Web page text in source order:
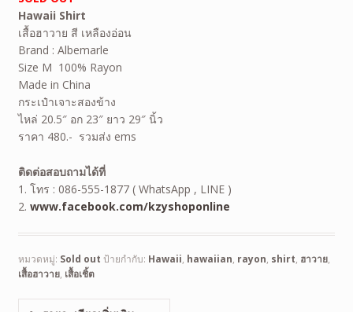
Hawaii Shirt
เสื้อฮาวาย สี เหลืองอ่อน
Brand : Albemarle
Size M 100% Rayon
Made in China
กระเป๋าเจาะสองข้าง
ไหล่ 20.5″ อก 23″ ยาว 29″ นิ้ว
ราคา 480.- รวมส่ง ems
ติดต่อสอบถามได้ที่
1. โทร : 086-555-1877 ( WhatsApp , LINE )
2. www.facebook.com/kzyshoponline
หมวดหมู่: Sold out ป้ายกำกับ: Hawaii, hawaiian, rayon, shirt, ฮาวาย,
เสื้อฮาวาย, เสื้อเชิ้ต